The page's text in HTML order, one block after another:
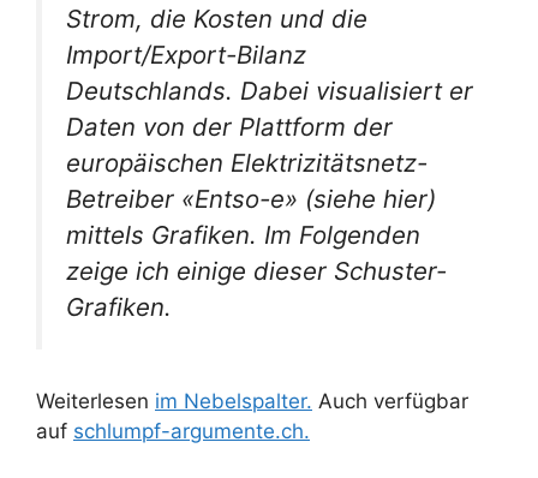
Strom, die Kosten und die
Import/Export-Bilanz
Deutschlands. Dabei visualisiert er
Daten von der Plattform der
europäischen Elektrizitätsnetz-
Betreiber «Entso-e» (siehe hier)
mittels Grafiken. Im Folgenden
zeige ich einige dieser Schuster-
Grafiken.
Weiterlesen im Nebelspalter. Auch verfügbar
auf schlumpf-argumente.ch.